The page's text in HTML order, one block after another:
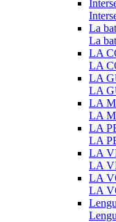
La
La
LA
LA
LA
LA
LA
LA
LA
LA
LA
LA
LA
LA